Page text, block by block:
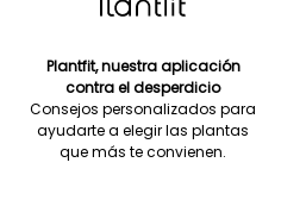
Plantfit, nuestra aplicación
contra el desperdicio
Consejos personalizados para
ayudarte a elegir las plantas
que más te convienen.